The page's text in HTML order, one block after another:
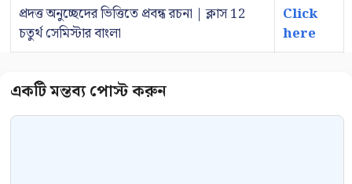
প্রদত্ত অনুচ্ছেদের ভিত্তিতে প্রবন্ধ রচনা | ক্লাস 12
চতুর্থ সেমিস্টার বাংলা
Click
here
Comment